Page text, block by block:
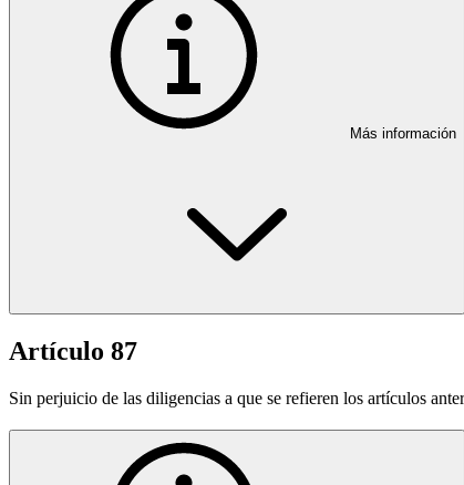
Más información
Artículo 87
Sin perjuicio de las diligencias a que se refieren los artículos